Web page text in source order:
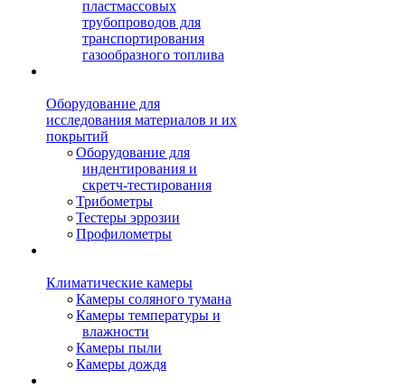
пластмассовых
трубопроводов для
транспортирования
газообразного топлива
Оборудование для
исследования материалов и их
покрытий
Оборудование для
индентирования и
скретч-тестирования
Трибометры
Тестеры эррозии
Профилометры
Климатические камеры
Камеры соляного тумана
Камеры температуры и
влажности
Камеры пыли
Камеры дождя